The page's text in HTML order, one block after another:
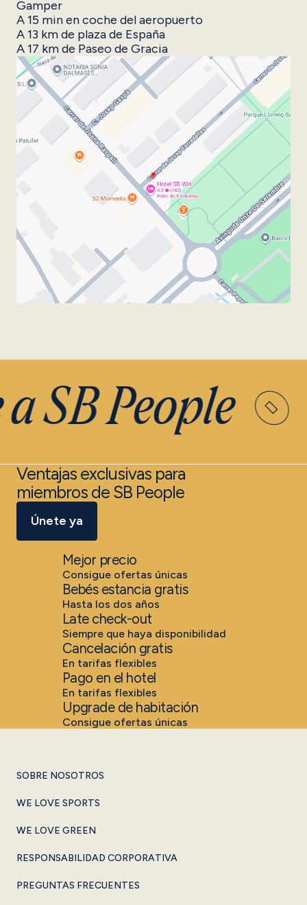
Gamper​
A 15 min en coche del aeropuerto
A 13 km de plaza de España
A 17 km de Paseo de Gracia ​
SB People
Ventajas exclusivas para
miembros de SB People
Únete ya
Mejor precio
Consigue ofertas únicas
Bebés estancia gratis
Hasta los dos años
Late check-out
Siempre que haya disponibilidad
Cancelación gratis
En tarifas flexibles
Pago en el hotel
En tarifas flexibles
Upgrade de habitación
Consigue ofertas únicas
SOBRE NOSOTROS
WE LOVE SPORTS
WE LOVE GREEN
RESPONSABILIDAD CORPORATIVA
PREGUNTAS FRECUENTES